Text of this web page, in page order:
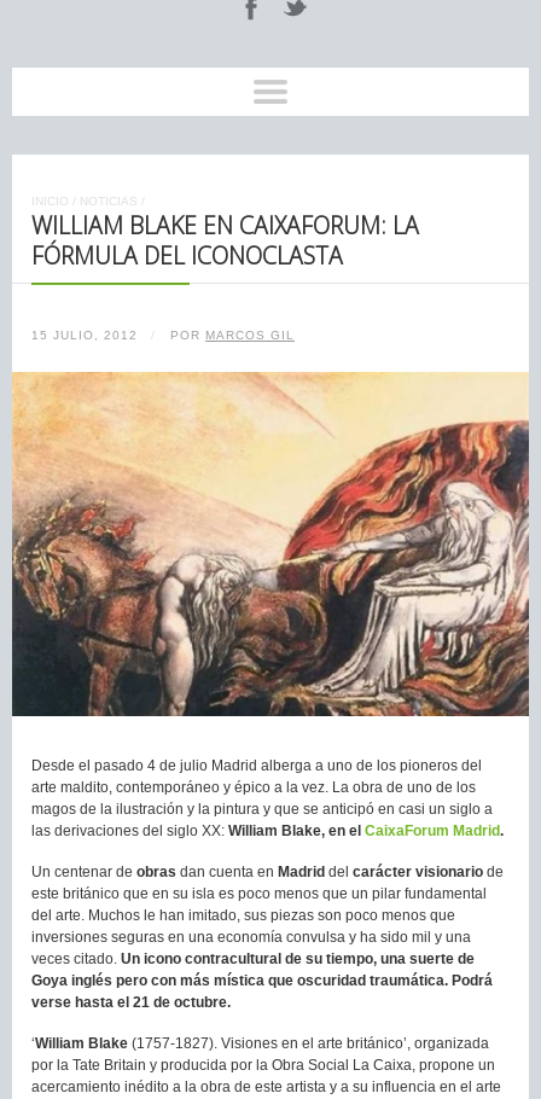
INICIO / NOTICIAS /
WILLIAM BLAKE EN CAIXAFORUM: LA
FÓRMULA DEL ICONOCLASTA
15 JULIO, 2012 / POR MARCOS GIL
Desde el pasado 4 de julio Madrid alberga a uno de los pioneros del
arte maldito, contemporáneo y épico a la vez. La obra de uno de los
magos de la ilustración y la pintura y que se anticipó en casi un siglo a
las derivaciones del siglo XX: William Blake, en el CaixaForum Madrid.
Un centenar de obras dan cuenta en Madrid del carácter visionario de
este británico que en su isla es poco menos que un pilar fundamental
del arte. Muchos le han imitado, sus piezas son poco menos que
inversiones seguras en una economía convulsa y ha sido mil y una
veces citado. Un icono contracultural de su tiempo, una suerte de
Goya inglés pero con más mística que oscuridad traumática. Podrá
verse hasta el 21 de octubre.
‘William Blake (1757-1827). Visiones en el arte británico’, organizada
por la Tate Britain y producida por la Obra Social La Caixa, propone un
acercamiento inédito a la obra de este artista y a su influencia en el arte